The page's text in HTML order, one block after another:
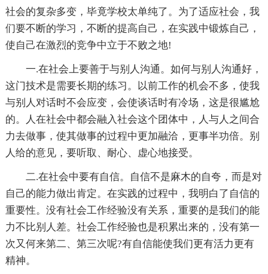
社会的复杂多变，毕竟学校太单纯了。为了适应社会，我
们要不断的学习，不断的提高自己，在实践中锻炼自己，
使自己在激烈的竞争中立于不败之地!
一.在社会上要善于与别人沟通。如何与别人沟通好，
这门技术是需要长期的练习。以前工作的机会不多，使我
与别人对话时不会应变，会使谈话时有冷场，这是很尴尬
的。人在社会中都会融入社会这个团体中，人与人之间合
力去做事，使其做事的过程中更加融洽，更事半功倍。别
人给的意见，要听取、耐心、虚心地接受。
二.在社会中要有自信。自信不是麻木的自夸，而是对
自己的能力做出肯定。在实践的过程中，我明白了自信的
重要性。没有社会工作经验没有关系，重要的是我们的能
力不比别人差。社会工作经验也是积累出来的，没有第一
次又何来第二、第三次呢?有自信能使我们更有活力更有
精神。